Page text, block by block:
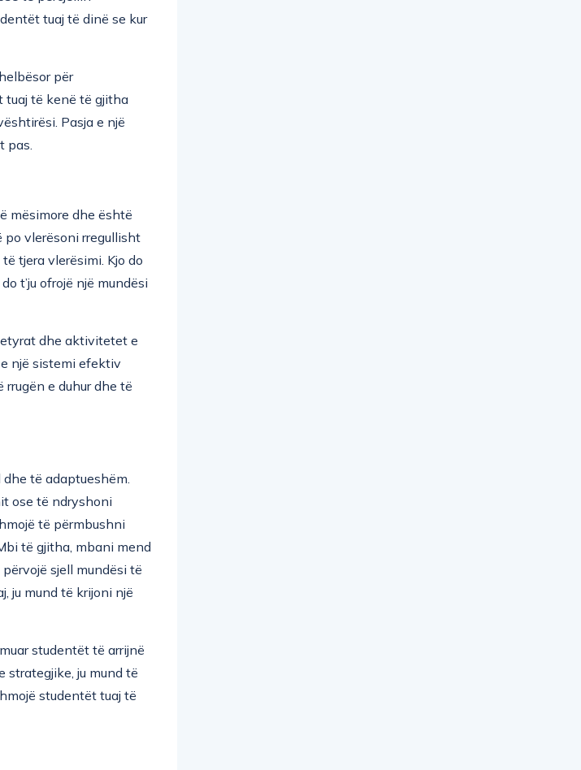
tuaj të dinë se kur
për
tuaj të kenë të gjitha
Pasja e një
pas.
mësimore dhe është
po vlerësoni rregullisht
tjera vlerësimi. Kjo do
t’ju ofrojë një mundësi
dhe aktivitetet e
një sistemi efektiv
e duhur dhe të
të adaptueshëm.
ose të ndryshoni
të përmbushni
të gjitha, mbani mend
sjell mundësi të
ju mund të krijoni një
studentët të arrijnë
ju mund të
studentët tuaj të